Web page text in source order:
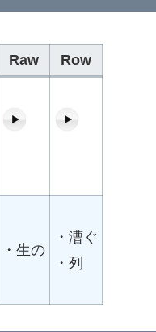
Raw Row
・生の
・漕ぐ
・列